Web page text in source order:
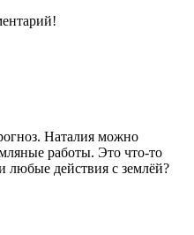
Наталия можно
работы. Это что-то
действия с землёй?